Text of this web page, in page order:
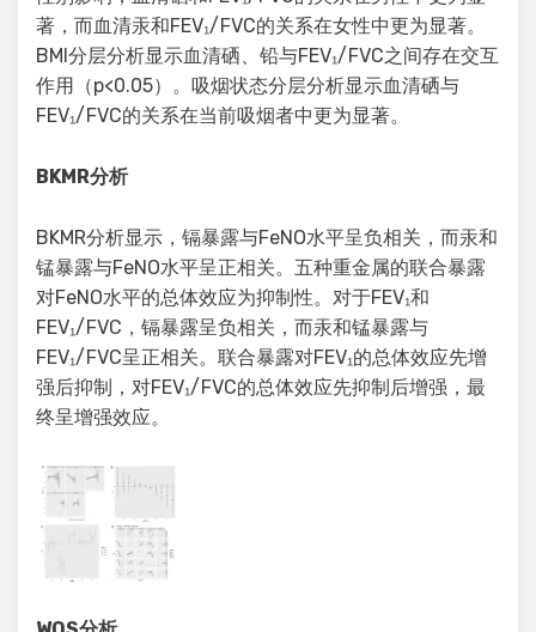
著，而血清汞和FEV₁/FVC的关系在女性中更为显著。
BMI分层分析显示血清硒、铅与FEV₁/FVC之间存在交互
作用（p<0.05）。吸烟状态分层分析显示血清硒与
FEV₁/FVC的关系在当前吸烟者中更为显著。
BKMR分析
BKMR分析显示，镉暴露与FeNO水平呈负相关，而汞和
锰暴露与FeNO水平呈正相关。五种重金属的联合暴露
对FeNO水平的总体效应为抑制性。对于FEV₁和
FEV₁/FVC，镉暴露呈负相关，而汞和锰暴露与
FEV₁/FVC呈正相关。联合暴露对FEV₁的总体效应先增
强后抑制，对FEV₁/FVC的总体效应先抑制后增强，最
终呈增强效应。